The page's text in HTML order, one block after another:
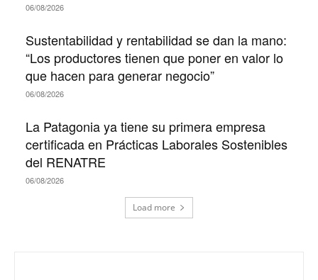
06/08/2026
Sustentabilidad y rentabilidad se dan la mano:
“Los productores tienen que poner en valor lo
que hacen para generar negocio”
06/08/2026
La Patagonia ya tiene su primera empresa
certificada en Prácticas Laborales Sostenibles
del RENATRE
06/08/2026
Load more